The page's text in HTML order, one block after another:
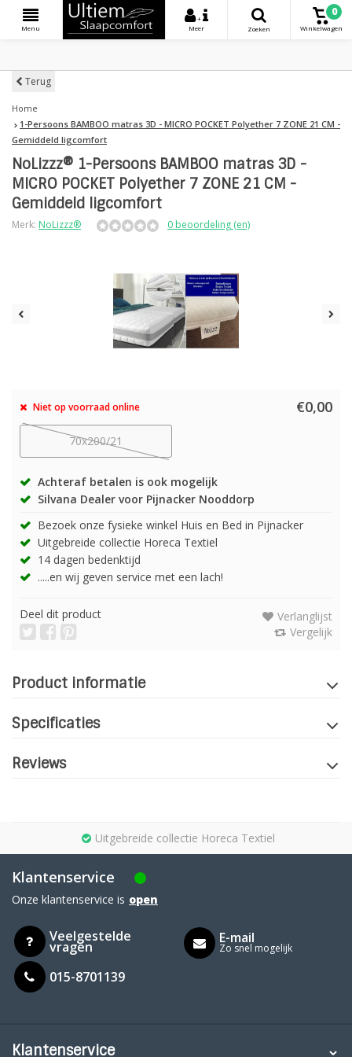
Menu
+
Meer
Zoeken
0
Winkelwagen
Terug
Home
1-Persoons BAMBOO matras 3D - MICRO POCKET Polyether 7 ZONE 21 CM -
Gemiddeld ligcomfort
NoLizzz® 1-Persoons BAMBOO matras 3D -
MICRO POCKET Polyether 7 ZONE 21 CM -
Gemiddeld ligcomfort
Merk: NoLizzz® 0 beoordeling (en)
Niet op voorraad online €0,00
70x200/21
Achteraf betalen is ook mogelijk
Silvana Dealer voor Pijnacker Nooddorp
Bezoek onze fysieke winkel Huis en Bed in Pijnacker
Uitgebreide collectie Horeca Textiel
14 dagen bedenktijd
.....en wij geven service met een lach!
Deel dit product
Verlanglijst
Vergelijk
Product informatie
Specificaties
Reviews
Uitgebreide collectie Horeca Textiel
Klantenservice
Onze klantenservice is open
Veelgestelde
vragen
015-8701139
E-mail
Zo snel mogelijk
Klantenservice